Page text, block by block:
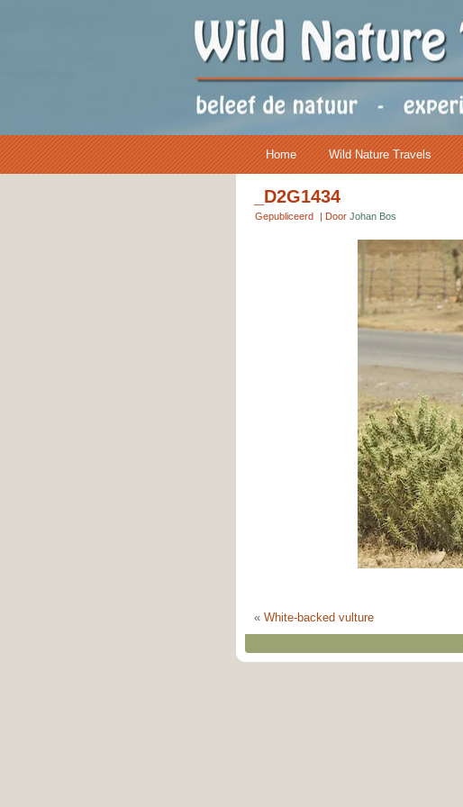
Home Wild Nature Travels
_D2G1434
Gepubliceerd | Door Johan Bos
« White-backed vulture